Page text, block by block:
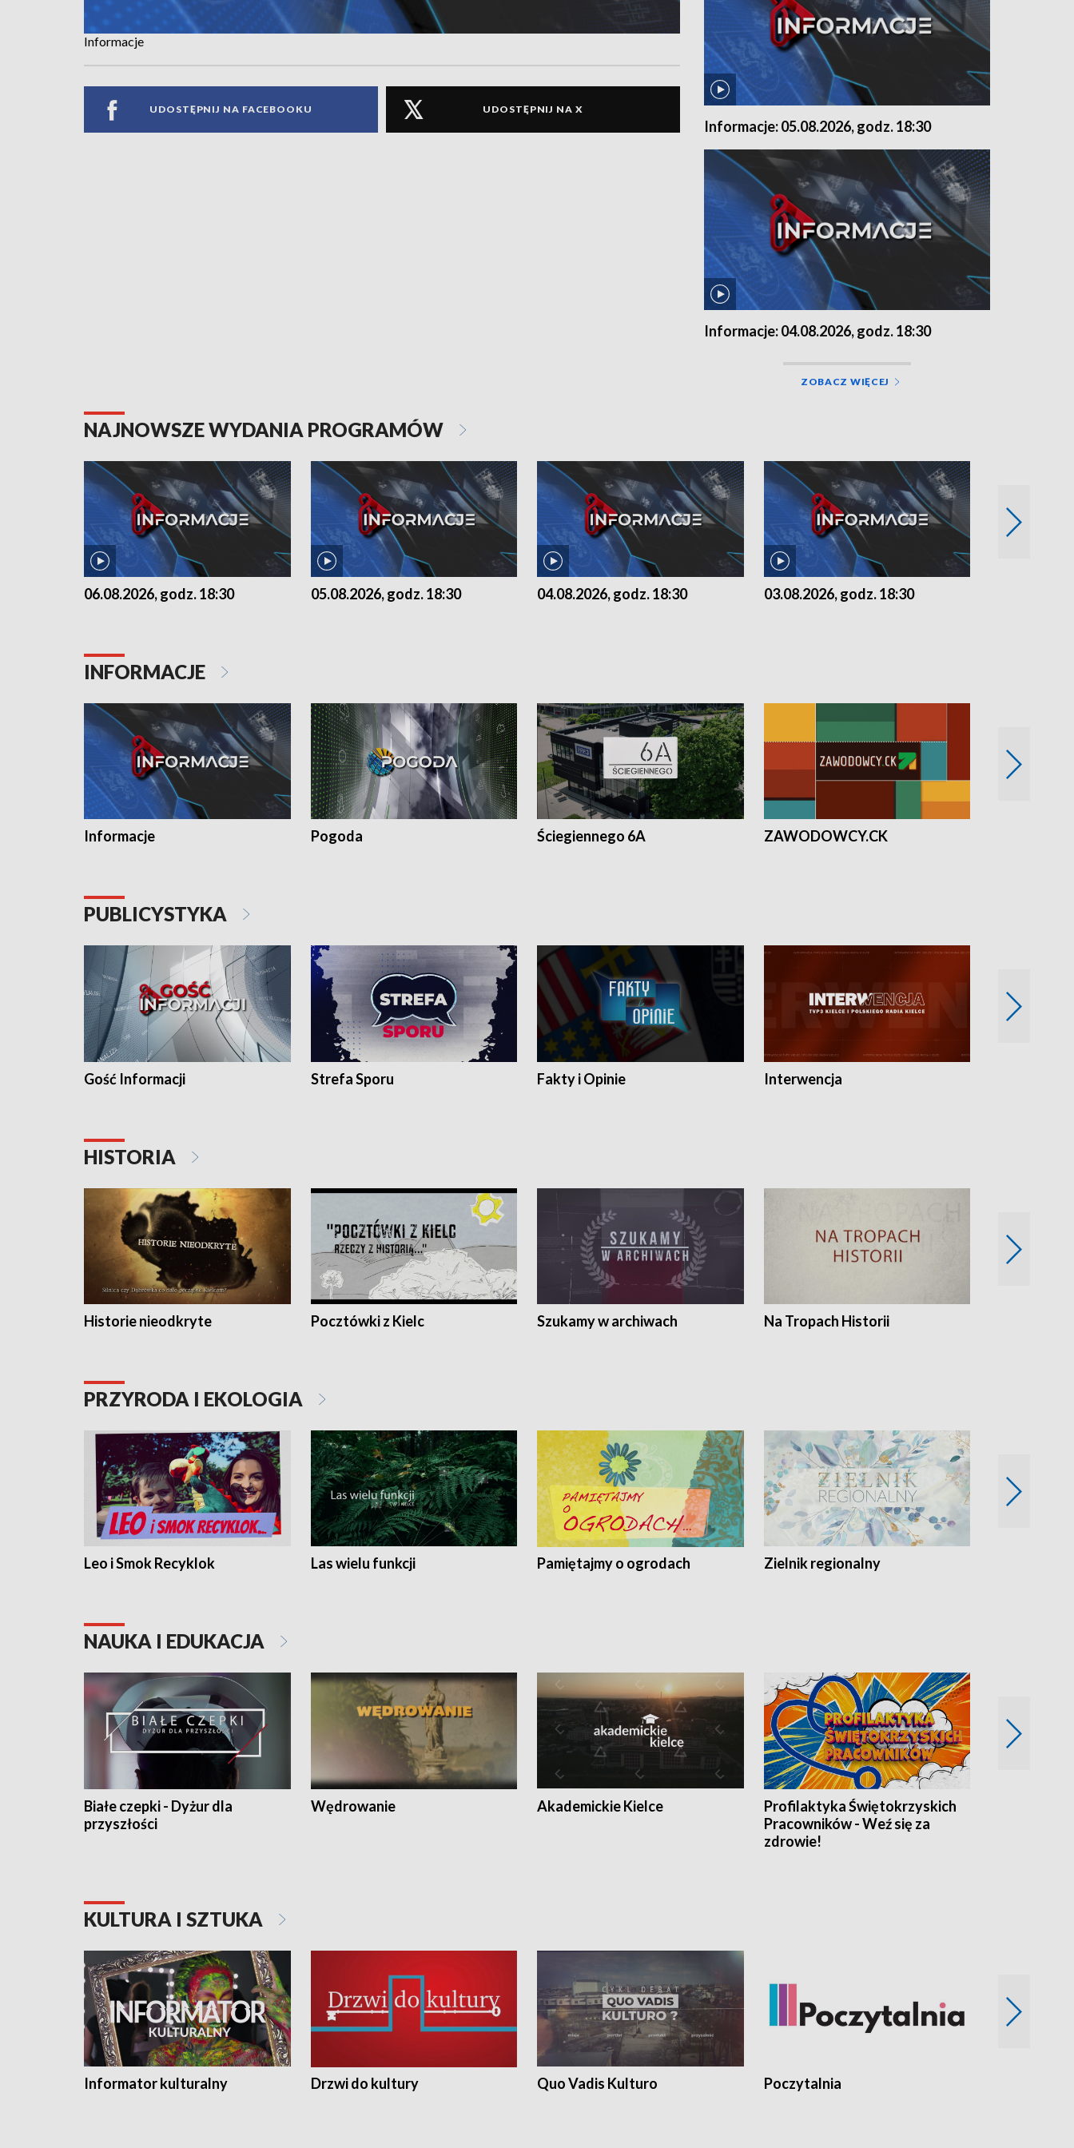
Informacje
UDOSTĘPNIJ NA FACEBOOKU UDOSTĘPNIJ NA X
Informacje: 05.08.2026, godz. 18:30
Informacje: 04.08.2026, godz. 18:30
ZOBACZ WIĘCEJ
NAJNOWSZE WYDANIA PROGRAMÓW
06.08.2026, godz. 18:30 05.08.2026, godz. 18:30 04.08.2026, godz. 18:30 03.08.2026, godz. 18:30
INFORMACJE
Informacje Pogoda Ściegiennego 6A ZAWODOWCY.CK
PUBLICYSTYKA
Gość Informacji Strefa Sporu Fakty i Opinie Interwencja
HISTORIA
Historie nieodkryte Pocztówki z Kielc Szukamy w archiwach Na Tropach Historii
PRZYRODA I EKOLOGIA
Leo i Smok Recyklok Las wielu funkcji Pamiętajmy o ogrodach Zielnik regionalny
NAUKA I EDUKACJA
Białe czepki - Dyżur dla
przyszłości
Wędrowanie Akademickie Kielce
Profilaktyka Świętokrzyskich
Pracowników - Weź się za
zdrowie!
KULTURA I SZTUKA
Informator kulturalny Drzwi do kultury Quo Vadis Kulturo Poczytalnia